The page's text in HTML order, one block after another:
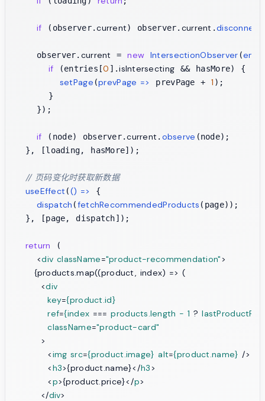
if (observer.current) observer. current .disconnect
    observer.
current = new IntersectionObserver (
if (entries[0 ].isIntersecting && hasMore) {
setPage (prevPage => prevPage + 1 );
      }
    });
if (node) observer.current . observe (node);
  }, [loading, hasMore]);
// 页码变化时获取新数据
useEffect (() => {
dispatch (fetchRecommendedProducts (page));
  }, [page, dispatch]);
return (
<div className="product-recommendation">
      {products.map((product, index) => (
<div
key={product.id}
ref={index === products.length - 1 ? lastProductRef
className="product-card"
        >
<img src={product.image} alt={product.name} />
<h3>{product.name}</h3>
<p>{product.price}</p>
</div>